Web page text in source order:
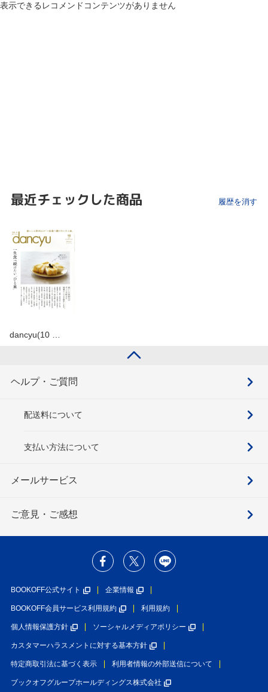
表示できるレコメンドコンテンツがありません
最近チェックした商品 履歴を消す
dancyu(10 …
ヘルプ・ご質問
配送料について
支払い方法について
メールサービス
ご意見・ご感想
BOOKOFF公式サイト 企業情報
BOOKOFF会員サービス利用規約 利用規約
個人情報保護方針 ソーシャルメディアポリシー
カスタマーハラスメントに対する基本方針
特定商取引法に基づく表示 利用者情報の外部送信について
ブックオフグループホールディングス株式会社